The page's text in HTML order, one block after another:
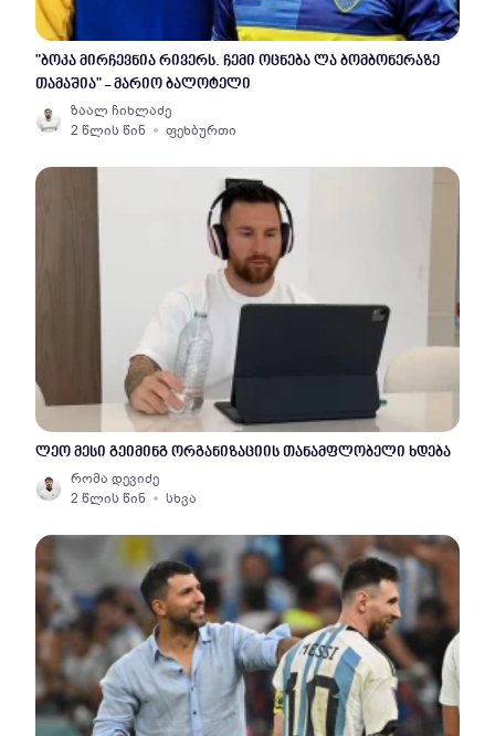
"ბოკა მირჩევნია რივერს. ჩემი ოცნება ლა ბომბონერაზე
თამაშია" - მარიო ბალოტელი
ზაალ ჩიხლაძე
2 წლის წინ
ფეხბურთი
ლეო მესი გეიმინგ ორგანიზაციის თანამფლობელი ხდება
რომა დევიძე
2 წლის წინ
სხვა